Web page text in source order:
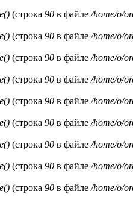
(строка 90 в файле /home/o/
(строка 90 в файле /home/o/
(строка 90 в файле /home/o/
(строка 90 в файле /home/o/
(строка 90 в файле /home/o/
(строка 90 в файле /home/o/
(строка 90 в файле /home/o/
(строка 90 в файле /home/o/
(строка 90 в файле /home/o/